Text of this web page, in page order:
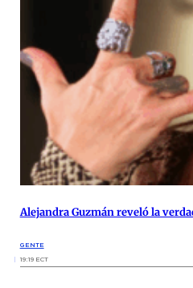
Alejandra Guzmán reveló la
GENTE
19:19 ECT